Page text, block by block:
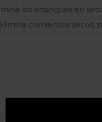
los arranques en
comienzos